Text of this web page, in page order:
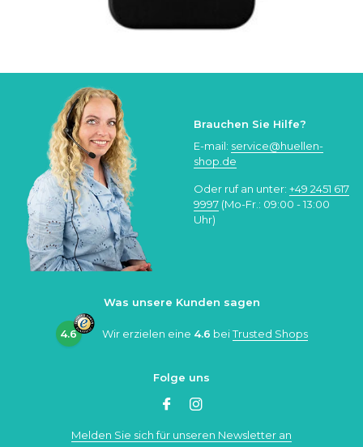
Brauchen Sie Hilfe?
E-mail: service@huellen-
shop.de
Oder ruf an unter: +49 2451 617
9997 (Mo-Fr.: 09:00 - 13:00
Uhr)
Was unsere Kunden sagen
4.6 Wir erzielen eine 4.6 beiTrusted Shops
Folge uns
Melden Sie sich für unseren Newsletter an